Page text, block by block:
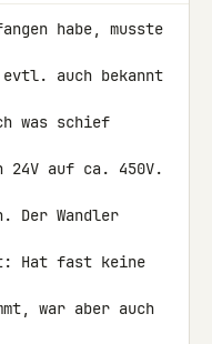
habe, musste
auch bekannt
was schief
24V auf ca. 450V.
Der Wandler
Hat fast keine
war aber auch